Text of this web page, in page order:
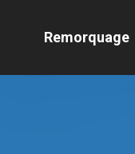
Remorquage